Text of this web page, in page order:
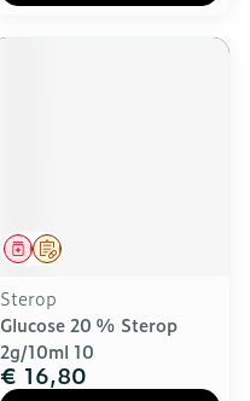
Op voorschrift
Geneesmiddel
Sterop
Glucose 20 % Sterop
2g/10ml 10
€ 16,80